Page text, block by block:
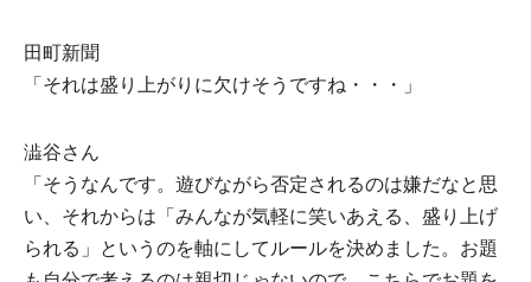
⽥町新聞
「それは盛り上がりに⽋けそうですね・・・」
澁⾕さん
「そうなんです。遊びながら否定されるのは嫌だなと思
い、それからは「みんなが気軽に笑いあえる、盛り上げ
られる」というのを軸にしてルールを決めました。お題